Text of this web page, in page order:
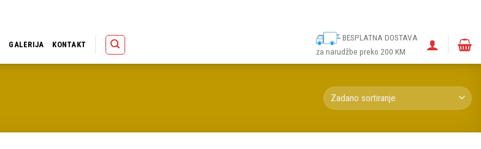
GALERIJA KONTAKT
BESPLATNA DOSTAVA
za narudžbe preko 200 KM